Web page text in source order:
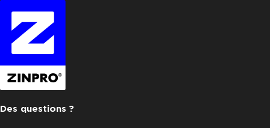
Des questions ?